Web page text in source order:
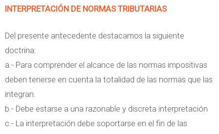
INTERPRETACIÓN DE NORMAS TRIBUTARIAS
Del presente antecedente destacamos la siguiente
doctrina:
a.- Para comprender el alcance de las normas impositivas
deben tenerse en cuenta la totalidad de las normas que las
integran.
b.- Debe estarse a una razonable y discreta interpretación
c.- La interpretación debe soportarse en el fin de las